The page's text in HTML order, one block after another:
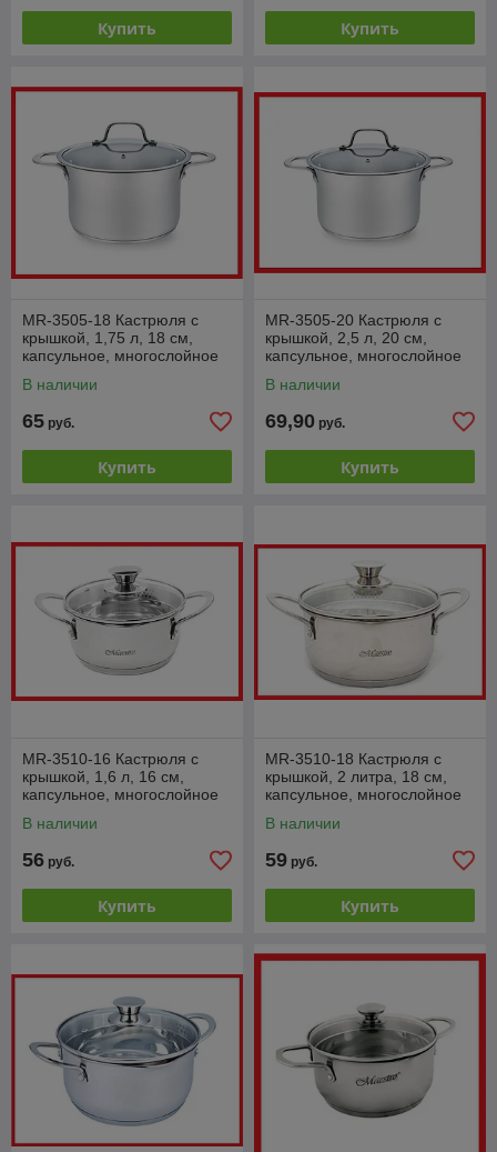
Купить Купить
MR-3505-18 Кастрюля с
крышкой, 1,75 л, 18 см,
капсульное, многослойное
В наличии
65 руб.
Купить
MR-3505-20 Кастрюля с
крышкой, 2,5 л, 20 см,
капсульное, многослойное
В наличии
69,90 руб.
Купить
MR-3510-16 Кастрюля с
крышкой, 1,6 л, 16 см,
капсульное, многослойное
В наличии
56 руб.
Купить
MR-3510-18 Кастрюля с
крышкой, 2 литра, 18 см,
капсульное, многослойное
В наличии
59 руб.
Купить